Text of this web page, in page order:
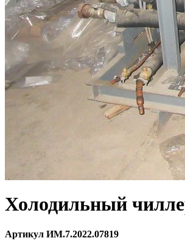
Холодильный
Артикул ИМ.7.2022.07819